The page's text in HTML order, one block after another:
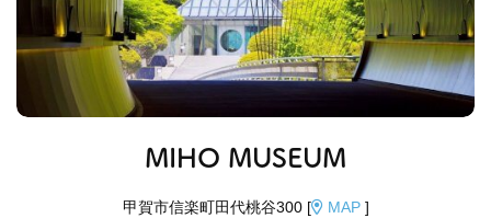
MIHO MUSEUM
甲賀市信楽町田代桃谷300 [ MAP]